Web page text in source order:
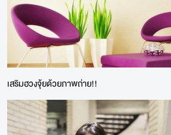
เสริมฮวงจุ้ยด้วยภาพถ่าย!!